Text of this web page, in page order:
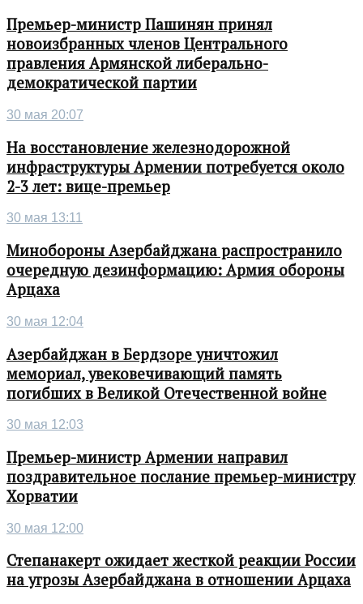
Премьер-министр Пашинян принял
новоизбранных членов Центрального
правления Армянской либерально-
демократической партии
30 мая 20:07
На восстановление железнодорожной
инфраструктуры Армении потребуется около
2-3 лет: вице-премьер
30 мая 13:11
Минобороны Азербайджана распространило
очередную дезинформацию: Армия обороны
Арцаха
30 мая 12:04
Азербайджан в Бердзоре уничтожил
мемориал, увековечивающий память
погибших в Великой Отечественной войне
30 мая 12:03
Премьер-министр Армении направил
поздравительное послание премьер-министру
Хорватии
30 мая 12:00
Степанакерт ожидает жесткой реакции России
на угрозы Азербайджана в отношении Арцаха